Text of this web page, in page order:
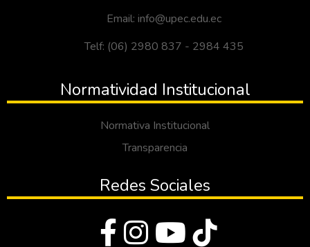
Email: info@upec.edu.ec
Telf: (06) 2980 837 - 2984 435
Normatividad Institucional
Normativa Institucional
Transparencia
Redes Sociales